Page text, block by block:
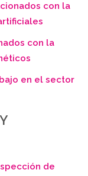
con la
con la
en el sector
de